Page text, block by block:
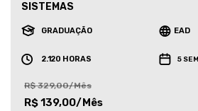
SISTEMAS
GRADUAÇÃO EAD
2.120 HORAS 5
R$ 329,00/Mês
R$ 139,00/Mês